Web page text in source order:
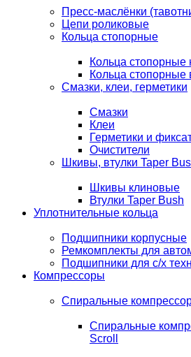
Пресс-маслёнки
Цепи роликовые
Кольца стопорные
Кольца
Кольца стопорные
Смазки, клеи, герметики
Смазки
Клеи
Герметики и
Очистители
Шкивы, втулки Taper
Шкивы клиновые
Втулки Taper Bush
Уплотнительные кольца
Подшипники корпусные
Ремкомплекты для
Подшипники для с/х
Компрессоры
Спиральные
Спиральные
Scroll